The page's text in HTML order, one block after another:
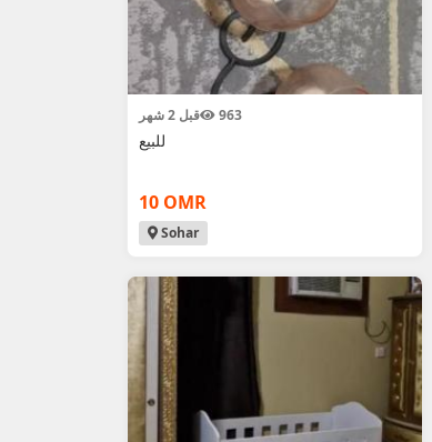
قبل 2 شهر 963
للبيع
10 OMR
Sohar